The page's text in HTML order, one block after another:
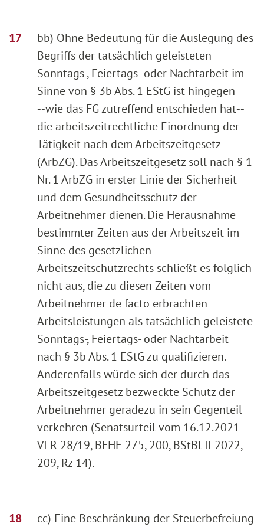
bb) Ohne Bedeutung für die Auslegung des
Begriffs der tatsächlich geleisteten
Sonntags-, Feiertags- oder Nachtarbeit im
Sinne von § 3b Abs. 1 EStG ist hingegen
‑‑wie das FG zutreffend entschieden hat‑‑
die arbeitszeitrechtliche Einordnung der
Tätigkeit nach dem Arbeitszeitgesetz
(ArbZG). Das Arbeitszeitgesetz soll nach § 1
Nr. 1 ArbZG in erster Linie der Sicherheit
und dem Gesundheitsschutz der
Arbeitnehmer dienen. Die Herausnahme
bestimmter Zeiten aus der Arbeitszeit im
Sinne des gesetzlichen
Arbeitszeitschutzrechts schließt es folglich
nicht aus, die zu diesen Zeiten vom
Arbeitnehmer de facto erbrachten
Arbeitsleistungen als tatsächlich geleistete
Sonntags-, Feiertags- oder Nachtarbeit
nach § 3b Abs. 1 EStG zu qualifizieren.
Anderenfalls würde sich der durch das
Arbeitszeitgesetz bezweckte Schutz der
Arbeitnehmer geradezu in sein Gegenteil
verkehren (Senatsurteil vom 16.12.2021 -
VI R 28/19, BFHE 275, 200, BStBl II 2022,
209, Rz 14).
cc) Eine Beschränkung der Steuerbefreiung